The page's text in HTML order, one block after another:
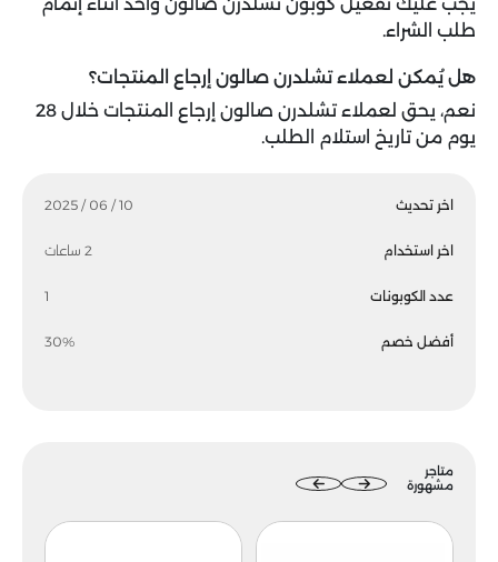
اخر تحديث 10 / 06 / 2025
اخر استخدام 2 ساعات
عدد الكوبونات 1
أفضل خصم 30%
متاجر
مشهورة
يجب عليك تفعيل كوبون تشلدرن صالون واحد أثناء إتمام
طلب الشراء.
هل يُمكن لعملاء تشلدرن صالون إرجاع المنتجات؟
نعم، يحق لعملاء تشلدرن صالون إرجاع المنتجات خلال 28
يوم من تاريخ استلام الطلب.